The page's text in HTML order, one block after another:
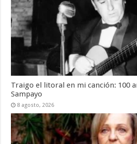
Traigo el litoral en mi canción: 100
Sampayo
8 agosto, 2026